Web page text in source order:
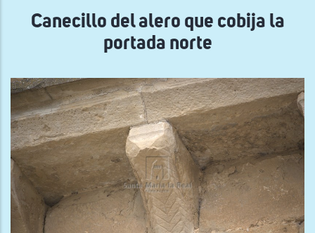
Canecillo del alero que cobija la
portada norte